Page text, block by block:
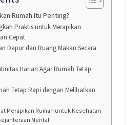
Rumah Itu Penting?
Praktis untuk Merapikan
Cepat
Dapur dan Ruang Makan Secara
Harian Agar Rumah Tetap
Tetap Rapi dengan Melibatkan
Merapikan Rumah untuk Kesehatan
Mental